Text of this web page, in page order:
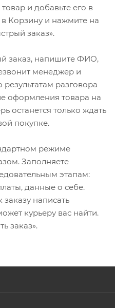
и добавьте его в
Корзину и нажмите на
заказ».
заказ, напишите ФИО,
менеджер и
результатам разговора
оформления товара на
останется только ждать
покупке.
режиме
Заполняете
этапам:
данные о себе.
написать
курьеру вас найти.
заказ».